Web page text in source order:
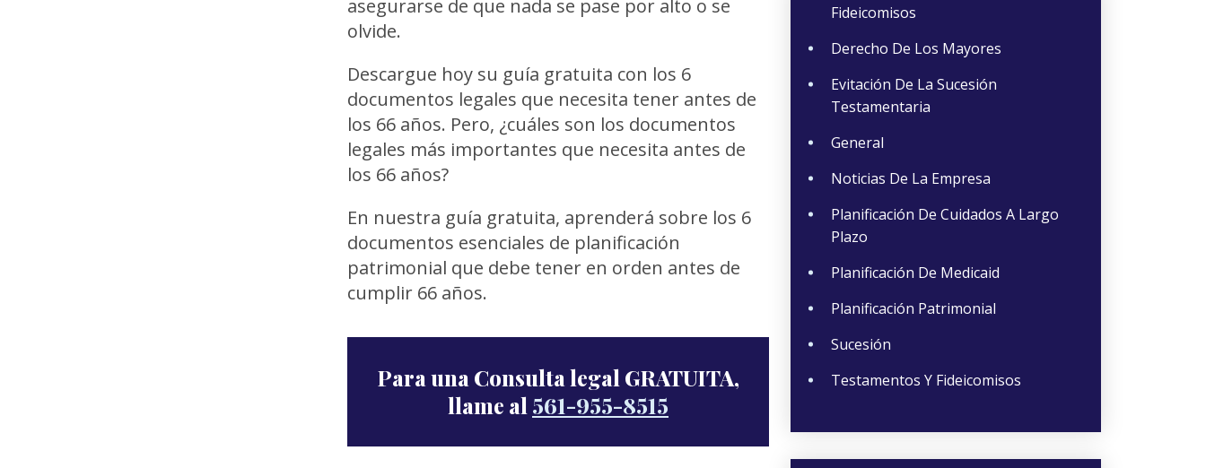
asegurarse de que nada se pase por alto o se
olvide.
Descargue hoy su guía gratuita con los 6
documentos legales que necesita tener antes de
los 66 años. Pero, ¿cuáles son los documentos
legales más importantes que necesita antes de
los 66 años?
En nuestra guía gratuita, aprenderá sobre los 6
documentos esenciales de planificación
patrimonial que debe tener en orden antes de
cumplir 66 años.
Para una Consulta legal GRATUITA,
llame al 561-955-8515
Fideicomisos
Derecho De Los Mayores
Evitación De La Sucesión
Testamentaria
General
Noticias De La Empresa
Planificación De Cuidados A Largo
Plazo
Planificación De Medicaid
Planificación Patrimonial
Sucesión
Testamentos Y Fideicomisos